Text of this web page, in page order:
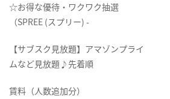
☆お得な優待・ワクワク抽選
（SPREE (スプリー) -
【サブスク見放題】アマゾンプライ
ムなど見放題♪先着順
賃料（人数追加分）